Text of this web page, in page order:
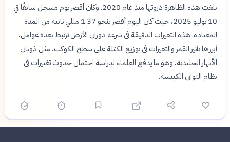
بلغت هذه الظاهرة ذروتها منذ عام 2020. وكان أقصر يوم مسجل سابقًا في
10 يوليو 2025، حيث كان اليوم أقصر بنحو 1.37 مللي ثانية من المدة
المعتادة. هذه التغيرات الدقيقة في سرعة دوران الأرض ترتبط بعدة عوامل،
أبرزها تأثير القمر والتغيرات في توزيع الكتلة على سطح الكوكب، مثل ذوبان
الأنهار الجليدية، وهو ما يدفع العلماء لدراسة احتمال حدوث تغييرات في
نظام الثواني الكبيسة.